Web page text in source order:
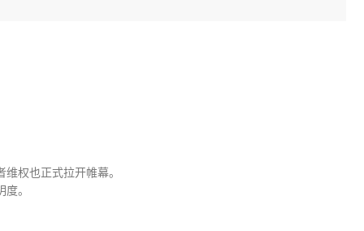
权也正式拉开帷幕。
。